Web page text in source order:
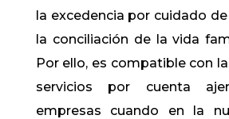
la excedencia por cuidado
la conciliación de la vida
Por ello, es compatible con
servicios por cuenta
empresas cuando en la